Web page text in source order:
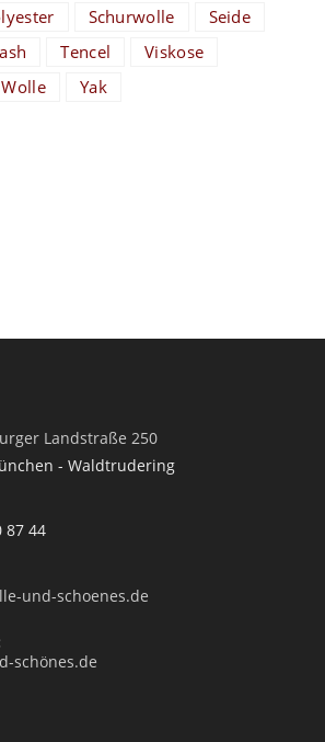
Schurwolle
Seide
Tencel
Viskose
Wolle Yak
Landstraße 250
- Waldtrudering
87 44
und-schoenes.de
schönes.de